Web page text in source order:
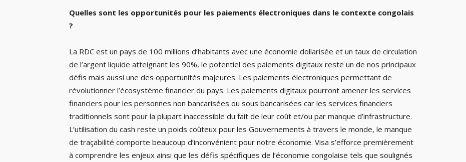
Quelles sont les opportunités pour les paiements électroniques dans le contexte congolais
?
La RDC est un pays de 100 millions d’habitants avec une économie dollarisée et un taux de circulation
de l’argent liquide atteignant les 90%, le potentiel des paiements digitaux reste un de nos principaux
défis mais aussi une des opportunités majeures. Les paiements électroniques permettant de
révolutionner l’écosystème financier du pays. Les paiements digitaux pourront amener les services
financiers pour les personnes non bancarisées ou sous bancarisées car les services financiers
traditionnels sont pour la plupart inaccessible du fait de leur coût et/ou par manque d’infrastructure.
L’utilisation du cash reste un poids coûteux pour les Gouvernements à travers le monde, le manque
de traçabilité comporte beaucoup d’inconvénient pour notre économie. Visa s’efforce premièrement
à comprendre les enjeux ainsi que les défis spécifiques de l’économie congolaise tels que soulignés